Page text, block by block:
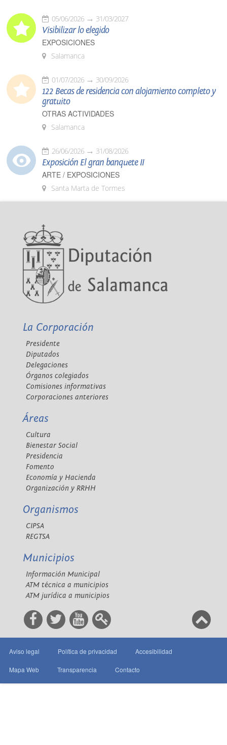
05/06/2026 31/03/2027
Visibilizar lo elegido
EXPOSICIONES
Salamanca
01/07/2026 30/09/2026
122 Becas de residencia con alojamiento completo y
gratuito
OTRAS ACTIVIDADES
Salamanca
26/06/2026 31/08/2026
Exposición El gran banquete II
ARTE / EXPOSICIONES
Santa Marta de Tormes
La Corporación
Presidente
Diputados
Delegaciones
Órganos colegiados
Comisiones informativas
Corporaciones anteriores
Áreas
Cultura
Bienestar Social
Presidencia
Fomento
Economía y Hacienda
Organización y RRHH
Organismos
CIPSA
REGTSA
Municipios
Información Municipal
ATM técnica a municipios
ATM jurídica a municipios
Aviso legal Política de privacidad Accesibilidad
Mapa Web Transparencia Contacto